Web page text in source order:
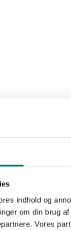
indhold og
om din brug
Vores